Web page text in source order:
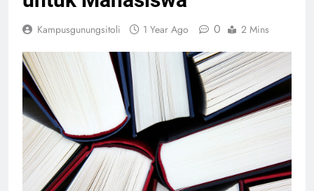
Kampusgunungsitoli 1 Year Ago 0 2 Mins